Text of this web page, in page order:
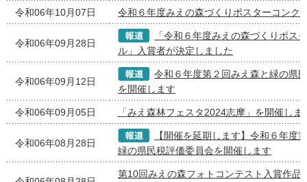
令和06年10月07日 令和６年度みえの森づくりポスターコンク
令和06年09月28日
「令和６年度みえの森づくりポス
ル」入賞者が決定しました
令和06年09月12日
令和６年度第２回みえ森と緑の県
を開催します
令和06年09月05日 「みえ森林フェスタ2024志摩」を開催しま
令和06年08月28日
【開催を延期します】令和６年度
緑の県民税評価委員会を開催します
第10回みえの森フォトコンテスト入賞作品